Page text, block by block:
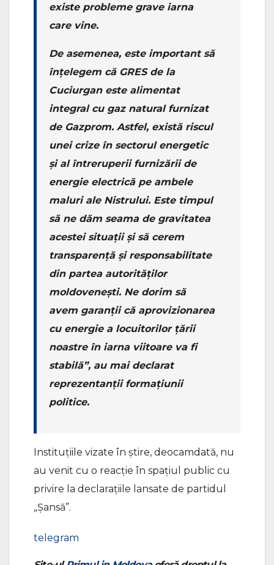
existe probleme grave iarna
care vine.
De asemenea, este important să
înțelegem că GRES de la
Cuciurgan este alimentat
integral cu gaz natural furnizat
de Gazprom. Astfel, există riscul
unei crize în sectorul energetic
și al întreruperii furnizării de
energie electrică pe ambele
maluri ale Nistrului. Este timpul
să ne dăm seama de gravitatea
acestei situații și să cerem
transparență și responsabilitate
din partea autorităților
moldovenești. Ne dorim să
avem garanții că aprovizionarea
cu energie a locuitorilor țării
noastre în iarna viitoare va fi
stabilă”, au mai declarat
reprezentanții formațiunii
politice.
Instituțiile vizate în știre, deocamdată, nu
au venit cu o reacție în spațiul public cu
privire la declarațiile lansate de partidul
„Șansă”.
telegram